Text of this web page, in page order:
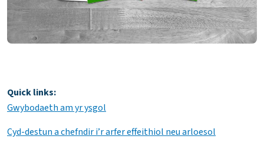
Quick links:
Gwybodaeth am yr ysgol
Cyd-destun a chefndir i’r arfer effeithiol neu arloesol